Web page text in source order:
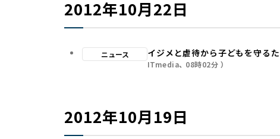
2012年10月22日
ニュース イジメと虐待から子どもを守るた
ITmedia
08時02分
2012年10月19日